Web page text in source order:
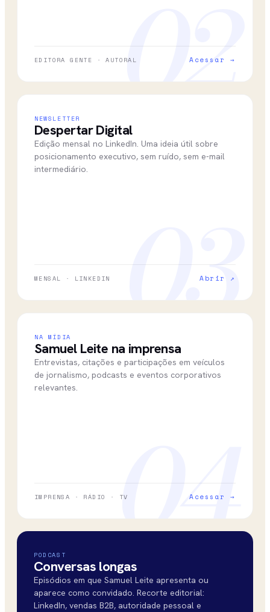
02
EDITORA GENTE · AUTORAL Acessar →
03
NEWSLETTER
Despertar Digital
Edição mensal no LinkedIn. Uma ideia útil sobre
posicionamento executivo, sem ruído, sem e-mail
intermediário.
MENSAL · LINKEDIN Abrir ↗
04
NA MÍDIA
Samuel Leite na imprensa
Entrevistas, citações e participações em veículos
de jornalismo, podcasts e eventos corporativos
relevantes.
IMPRENSA · RÁDIO · TV Acessar →
PODCAST
Conversas longas
Episódios em que Samuel Leite apresenta ou
aparece como convidado. Recorte editorial:
LinkedIn, vendas B2B, autoridade pessoal e